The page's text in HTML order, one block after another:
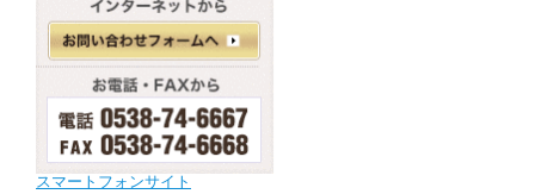
スマートフォンサイト